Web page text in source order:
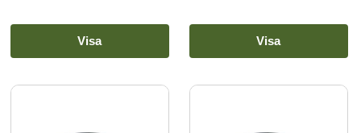
Visa Visa